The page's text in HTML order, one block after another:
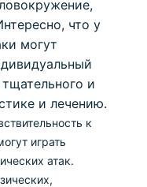
что у
могут
и
и лечению.
к
играть
атак.